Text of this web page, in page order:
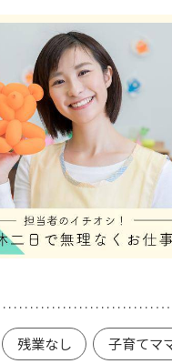
残業なし
子育てマ